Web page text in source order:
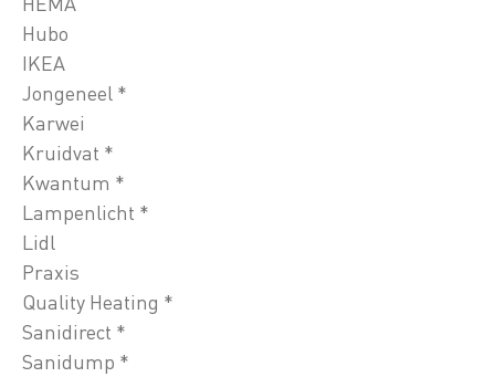
Hubo
IKEA
Jongeneel *
Karwei
Kruidvat *
Kwantum *
Lampenlicht *
Lidl
Praxis
Quality Heating *
Sanidirect *
Sanidump *